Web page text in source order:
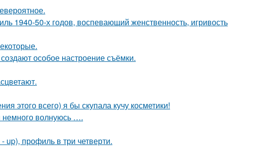
1940-50-х годов, воспевающий женственность, игривость
особое настроение съёмки.
этого всего) я бы скупала кучу косметики!
немного волнуюсь ….
профиль в три четверти.